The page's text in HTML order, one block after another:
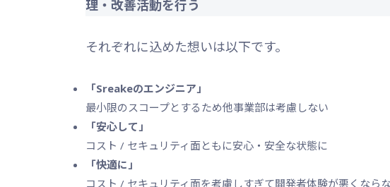
理・改善活動を行う
それぞれに込めた想いは以下です。
「Sreakeのエンジニア」
最小限のスコープとするため他事業部は考慮しない
「安心して」
コスト / セキュリティ面ともに安心・安全な状態に
「快適に」
コスト / セキュリティ面を考慮しすぎて開発者体験が悪くなら